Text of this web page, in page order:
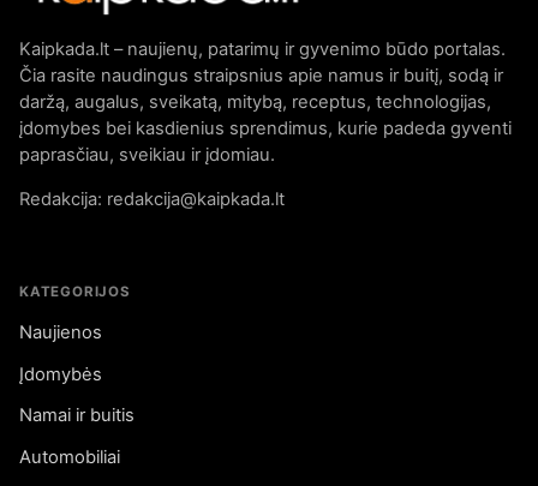
Kaipkada.lt – naujienų, patarimų ir gyvenimo būdo portalas.
Čia rasite naudingus straipsnius apie namus ir buitį, sodą ir
daržą, augalus, sveikatą, mitybą, receptus, technologijas,
įdomybes bei kasdienius sprendimus, kurie padeda gyventi
paprasčiau, sveikiau ir įdomiau.
Redakcija: redakcija@kaipkada.lt
KATEGORIJOS
Naujienos
Įdomybės
Namai ir buitis
Automobiliai